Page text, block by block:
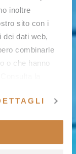
inoltre
sito con i
dei dati web,
combinarle
o che hanno